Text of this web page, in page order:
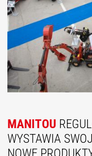
MANITOU
WYSTAWIA